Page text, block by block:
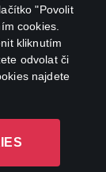
"Povolit
cookies.
kliknutím
odvolat či
najdete